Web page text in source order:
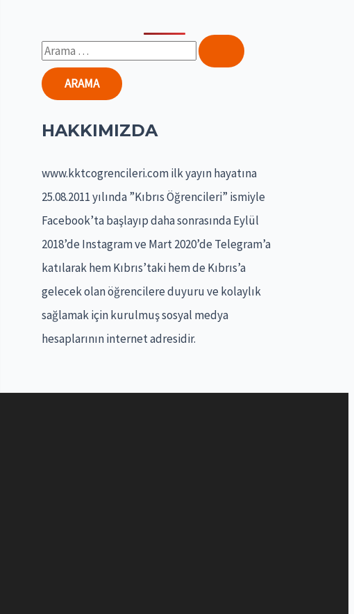
S
e
a
c
:
HAKKIMIZDA
www.kktcogrencileri.com ilk yayın hayatına
25.08.2011 yılında ”Kıbrıs Öğrencileri” ismiyle
Facebook’ta başlayıp daha sonrasında Eylül
2018’de Instagram ve Mart 2020’de Telegram’a
katılarak hem Kıbrıs’taki hem de Kıbrıs’a
gelecek olan öğrencilere duyuru ve kolaylık
sağlamak için kurulmuş sosyal medya
hesaplarının internet adresidir.